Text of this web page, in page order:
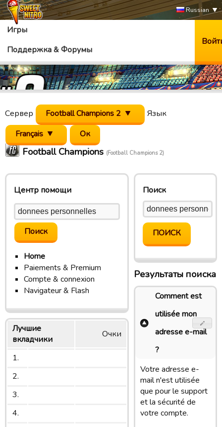
Russian
Игры
Поддержка & Форумы
Сервер Football Champions 2
Язык
Français
Football Champions (Football Champions 2)
Центр помощи
Home
Paiements & Premium
Compte & connexion
Navigateur & Flash
Лучшие
вкладчики
Очки
1.
2.
3.
4.
Поиск
Результаты поиска
Comment est
utilisée mon
adresse e-mail
?
Votre adresse e-
mail n'est utilisée
que pour le support
et la sécurité de
votre compte.